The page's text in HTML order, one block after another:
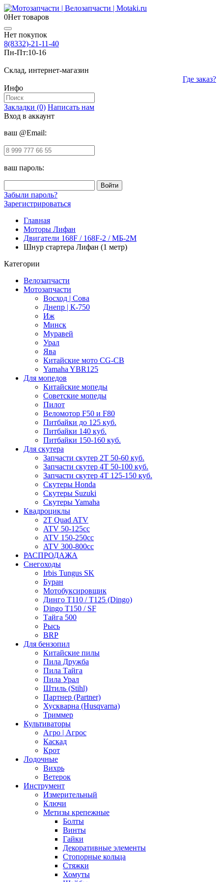
0Нет товаров
Нет покупок
8(8332)-21-11-40
Пн-Пт:10-16
Склад, интернет-магазин
Где заказ?
Инфо
Закладки (0) Написать нам
Вход в аккаунт
ваш @Email:
ваш пароль:
Забыли пароль?
Зарегистрироваться
Главная
Моторы Лифан
Двигатели 168F / 168F-2 / МБ-2М
Шнур стартера Лифан (1 метр)
Категории
Велозапчасти
Мотозапчасти
Восход | Сова
Днепр | К-750
Иж
Минск
Муравей
Урал
Ява
Китайские мото CG-CB
Yamaha YBR125
Для мопедов
Китайские мопеды
Советские мопеды
Пилот
Веломотор F50 и F80
Питбайки до 125 куб.
Питбайки 140 куб.
Питбайки 150-160 куб.
Для скутера
Запчасти скутер 2Т 50-60 куб.
Запчасти скутер 4Т 50-100 куб.
Запчасти скутер 4Т 125-150 куб.
Скутеры Honda
Скутеры Suzuki
Скутеры Yamaha
Квадроциклы
2T Quad ATV
ATV 50-125cc
ATV 150-250cc
ATV 300-800cc
РАСПРОДАЖА
Снегоходы
Irbis Tungus SK
Буран
Мотобуксировщик
Динго T110 / T125 (Dingo)
Dingo T150 / SF
Тайга 500
Рысь
BRP
Для бензопил
Китайские пилы
Пила Дружба
Пила Тайга
Пила Урал
Штиль (Stihl)
Партнер (Partner)
Хускварна (Husqvarna)
Триммер
Культиваторы
Агро | Агрос
Каскад
Крот
Лодочные
Вихрь
Ветерок
Инструмент
Измерительный
Ключи
Метизы крепежные
Болты
Винты
Гайки
Декоративные элементы
Стопорные кольца
Стяжки
Хомуты